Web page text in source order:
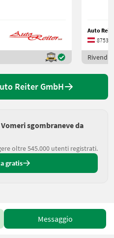
Auto
8753
Reiter GmbH
sgombraneve da
oltre 545.000 utenti registrati.
gratis
Messaggio